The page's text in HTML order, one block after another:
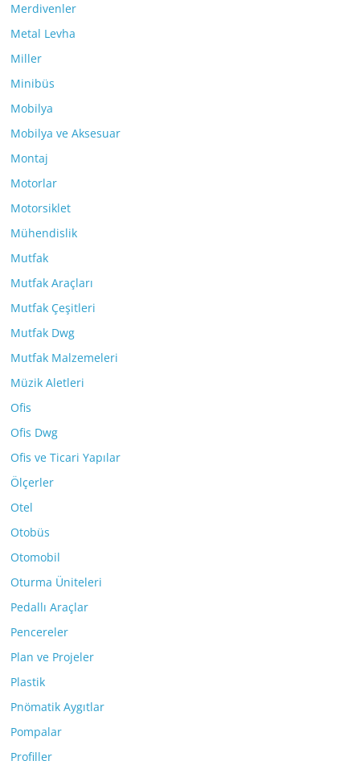
Merdivenler
Metal Levha
Miller
Minibüs
Mobilya
Mobilya ve Aksesuar
Montaj
Motorlar
Motorsiklet
Mühendislik
Mutfak
Mutfak Araçları
Mutfak Çeşitleri
Mutfak Dwg
Mutfak Malzemeleri
Müzik Aletleri
Ofis
Ofis Dwg
Ofis ve Ticari Yapılar
Ölçerler
Otel
Otobüs
Otomobil
Oturma Üniteleri
Pedallı Araçlar
Pencereler
Plan ve Projeler
Plastik
Pnömatik Aygıtlar
Pompalar
Profiller